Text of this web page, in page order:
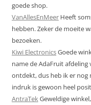
goede shop.
VanAllesEnMeer Heeft
hebben. Zeker de moeite
bezoeken.
Kiwi ElectronicsGoede
name de AdaFruit
ontdekt, dus heb ik er nog
indruk is gewoon heel
AntraTekGeweldige